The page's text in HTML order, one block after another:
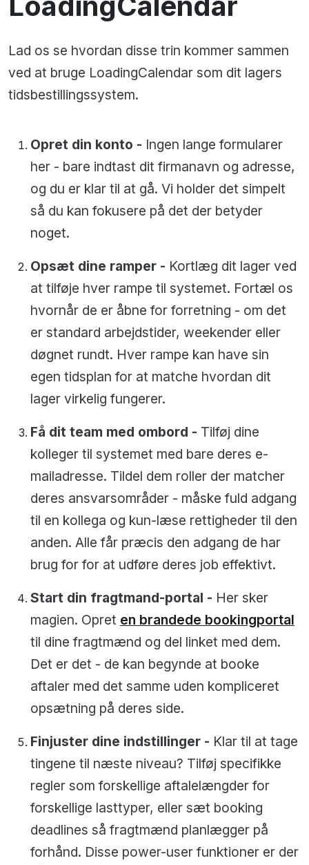
Lad os se hvordan disse trin kommer sammen
ved at bruge LoadingCalendar som dit lagers
tidsbestillingssystem.
Opret din konto - Ingen lange formularer
her - bare indtast dit firmanavn og adresse,
og du er klar til at gå. Vi holder det simpelt
så du kan fokusere på det der betyder
noget.
Opsæt dine ramper - Kortlæg dit lager ved
at tilføje hver rampe til systemet. Fortæl os
hvornår de er åbne for forretning - om det
er standard arbejdstider, weekender eller
døgnet rundt. Hver rampe kan have sin
egen tidsplan for at matche hvordan dit
lager virkelig fungerer.
Få dit team med ombord - Tilføj dine
kolleger til systemet med bare deres e-
mailadresse. Tildel dem roller der matcher
deres ansvarsområder - måske fuld adgang
til en kollega og kun-læse rettigheder til den
anden. Alle får præcis den adgang de har
brug for for at udføre deres job effektivt.
Start din fragtmand-portal - Her sker
magien. Opret en brandede bookingportal
til dine fragtmænd og del linket med dem.
Det er det - de kan begynde at booke
aftaler med det samme uden kompliceret
opsætning på deres side.
Finjuster dine indstillinger - Klar til at tage
tingene til næste niveau? Tilføj specifikke
regler som forskellige aftalelængder for
forskellige lasttyper, eller sæt booking
deadlines så fragtmænd planlægger på
forhånd. Disse power-user funktioner er der